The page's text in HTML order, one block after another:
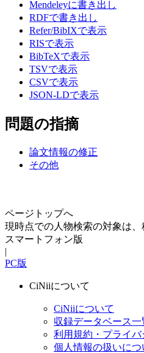
Mendeleyに書き出し
RDFで書き出し
Refer/BibIXで表示
RISで表示
BibTeXで表示
TSVで表示
CSVで表示
JSON-LDで表示
問題の指摘
論文情報の修正
その他
ページトップへ
現時点での人物検索の対象は、
スマートフォン版
|
PC版
CiNiiについて
CiNiiについて
収録データベース一
利用規約・プライ
個人情報の扱いにつ